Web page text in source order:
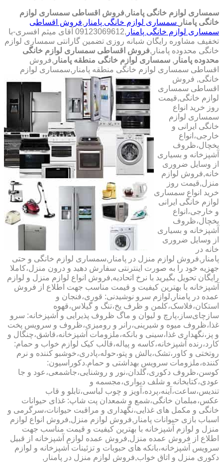
سمساری لوازم خانگی پامنار ,فروش اقساطی سمساری لوازم
خانگی پامنار سمساری لوازم خانگی پامنار ,فروش اقساطی
سمساری لوازم خانگی پامنار
,09123069612 آقای میثم افسری-با
تخفیف مشاوره رایگان شبانه روزی تضمین گارانتی سمساری لوازم
خانگی محدوده پامنار,فروش اقساطی سمساری لوازم خانگی
محدوده پامنار , سمساری لوازم خانگی منطقه پامنار ,فروش
اقساطی سمساری لوازم خانگی منطقه پامنار,سمساری لوازم
خانگی, فروش
اقساطی سمساری
لوازم خانگی,قیمت
روز خرید انواع
سمساری لوازم
خانگی ایرانی و
خارجی،انواع
یخچال،ظروف
آشپزخانه و بسیاری
از وسایل ضروری
خانه,فروش لوازم
منزل,قیمت روز
خرید انواع سمساری
لوازم خانگی ایرانی
و خارجی،انواع
یخچال،ظروف
آشپزخانه و بسیاری
از وسایل ضروری
خانه در
پامنار,فروش لوازم منزل در پامنار,سمساری لوازم خانگی و حتی
جهزیه خود را به صورت اینترنتی سفارش دهید و درون منزل،کاملا
رایگان تحویل بگیرید با نرخ اتحادیه,فروش انواع لوازم منزل و لوازم
آشپزخانه با بهترین کیفیت و قیمت مناسب جهت اطلاع از فروش
عمده در پامنار,لوازم سرو نوشیدنی: قوری،فنجان و
استکان،فلاسک،کلمن و ظرف یخ،تنگ و گیلاس،قهوه
سازچای‌ساز،پارچ و لیوان و ماگ ظروف پذیرایی و آشپزخانه: سرو
غذا،ظروف میوه و شیرینی،رانر و رومیزی،ظروف و سرویس پخت
و پز،نگهداری غذا،سینی و بانکه،ملزومات آشپزخانه،قاشق،چنگال و
کارد،رنده آشپزخانه،کاسه و پیاله،قالب کیک لوازم خواب و حمام:
روتختی و کاور،تشک،بالش و پتو،حوله،پادری،خوشبو کننده و نرم
کننده،ملزومات سرویس بهداشتی و حمام.دکوراسیون:
کوسن،ظروف دکوری،گلدان،نور و روشنایی،جاشمعی،عود و جا
عودی،کتابخانه و شلف دیواری،مجسمه و
تندیس،ساعت،آینه،پرده،آویز و چوب لباسی،تابلو و قاب
عکس،مبلمان خانگی،شمع و شمعدان پت شاپ: غذای حیوانات
خانگی و مکمل های غذایی،نگهداری و مراقبت حیوانات،سرگرمی و
اسباب بازی حیوانات پامنار,فروش لوازم منزل,فروش انواع لوازم
منزل و لوازم آشپزخانه با بهترین کیفیت و قیمت مناسب جهت
اطلاع از فروش عمده منزل,فروش عمده لوازم آشپزخانه از قبیل
سرویس آشپزخانه،بانکه های حبوبات و تزئینات آشپزخانه و لوازم
دکوری منزل و اتاق خواب,فروش لوازم منزل در پامنار,